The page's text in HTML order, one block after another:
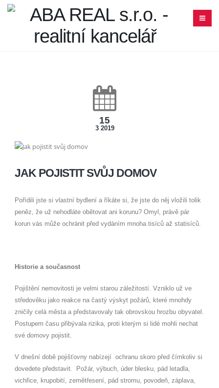
15
3 2019
JAK POJISTIT SVŮJ DOMOV
Pořídili jste si vlastní bydlení a říkáte si, že jste do něj vložili tolik
peněz, že už nehodláte obětovat ani korunu? Omyl, právě pár
korun vás může ochránit před vydáním mnoha tisíců až statisíců.
Historie a současnost
Pojištění nemovitosti je velmi starou záležitostí. Vzniklo už ve
středověku jako reakce na častý výskyt požárů, které mnohdy
zničily celá města a představovaly tak obrovskou hrozbu obyvatel.
Postupem času přibývala rizika, proti kterým si lidé mohli nechat
své domovy pojistit.
V dnešní době pojišťovny nabízejí ochranu skoro před čímkoliv si
dovedete představit.
Požár, výbuch, úder blesku, pád letadla,
vichřice, krupobití, zemětřesení, pád stromu, povodeň, záplava,